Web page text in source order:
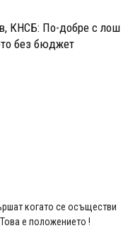
КНСБ: По-добре с лош
без бюджет
когато се осъществи
е положението !